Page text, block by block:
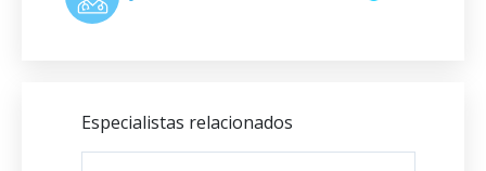
Especialistas relacionados